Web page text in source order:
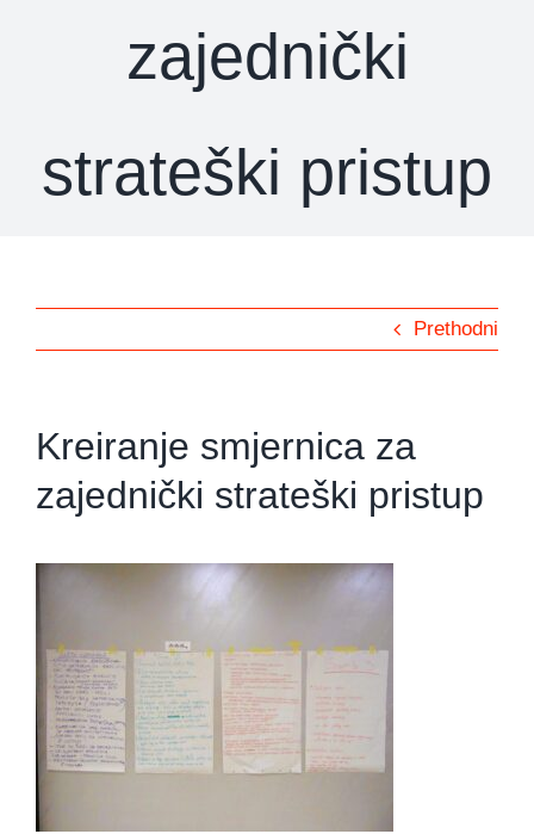
zajednički
strateški pristup
Prethodni
Kreiranje smjernica za
zajednički strateški pristup